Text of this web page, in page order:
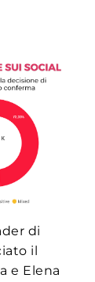
di
il
e Elena